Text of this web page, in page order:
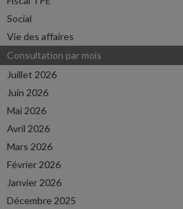
Social
Vie des affaires
Consultation par mois
Juillet 2026
Juin 2026
Mai 2026
Avril 2026
Mars 2026
Février 2026
Janvier 2026
Décembre 2025